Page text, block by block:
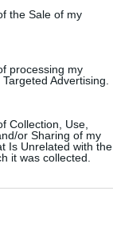
the Sale of my
processing my
Advertising.
Collection, Use,
or Sharing of my
Is Unrelated with the
it was collected.